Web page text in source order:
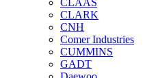
CLAAS
CLARK
CNH
Comer Industries
CUMMINS
GADT